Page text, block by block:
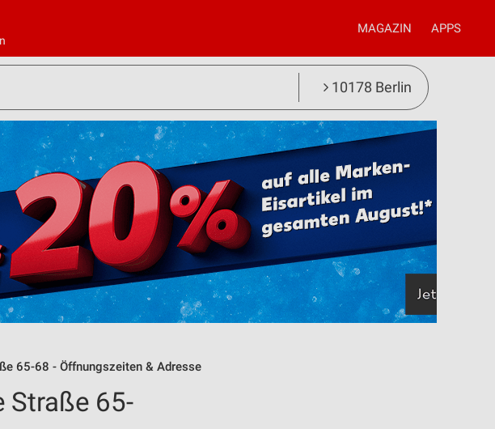
MAGAZIN APPS
10178 Berlin
65-68 - Öffnungszeiten & Adresse
Straße 65-